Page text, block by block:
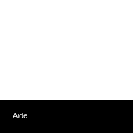
Aide